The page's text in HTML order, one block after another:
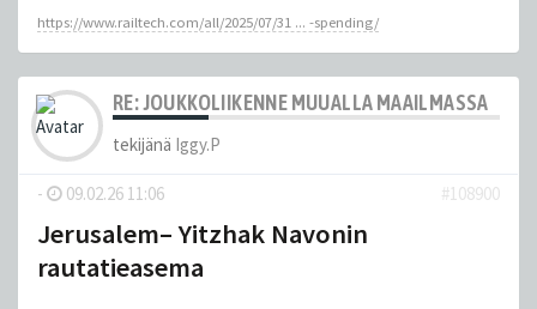
https://www.railtech.com/all/2025/07/31 ... -spending/
RE: JOUKKOLIIKENNE MUUALLA MAAILMASSA
tekijänä Iggy.P
- 09.02.26 11:06 #108900
Jerusalem– Yitzhak Navonin
rautatieasema